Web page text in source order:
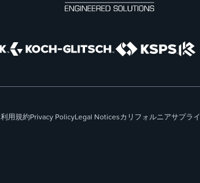
利用規約Privacy PolicyLegal Noticesカリフォルニアサプライ